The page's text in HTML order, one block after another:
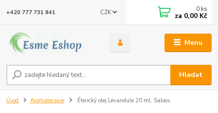
Menu
CZK
Hledat
+420 777 731 841 0 ks
za 0,00 Kč
Úvod Aromaterapie Éterický olej Levandule 20 ml, Saloos